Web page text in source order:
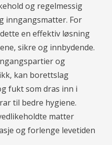
og regelmessig
inngangsmatter. For
en effektiv løsning
sikre og innbydende.
og
kan borettslag
fukt som dras inn i
til bedre hygiene.
matter
og forlenge levetiden